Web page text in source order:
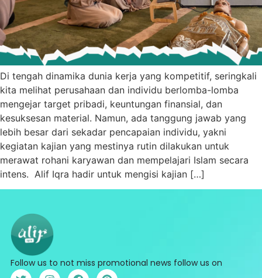
Di tengah dinamika dunia kerja yang kompetitif, seringkali
kita melihat perusahaan dan individu berlomba-lomba
mengejar target pribadi, keuntungan finansial, dan
kesuksesan material. Namun, ada tanggung jawab yang
lebih besar dari sekadar pencapaian individu, yakni
kegiatan kajian yang mestinya rutin dilakukan untuk
merawat rohani karyawan dan mempelajari Islam secara
intens. Alif Iqra hadir untuk mengisi kajian […]
Follow us to not miss promotional news follow us on